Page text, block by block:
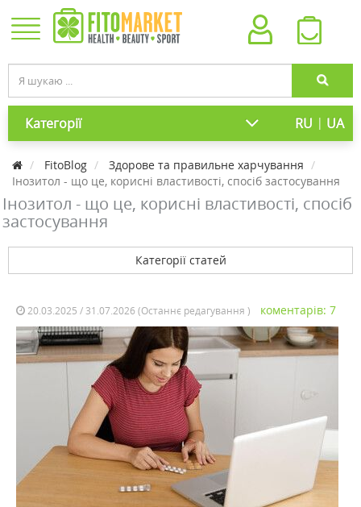
Категорії RU | UA
FitoBlog
Здорове та правильне харчування
Інозитол - що це, корисні властивості, спосіб застосування
Інозитол - що це, корисні властивості, спосіб
застосування
Категорії статей
20.03.2025 / 31.07.2026 (Останнє редагування ) коментарів: 7